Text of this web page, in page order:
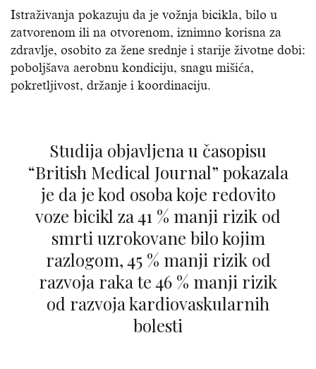
Istraživanja pokazuju da je vožnja bicikla, bilo u
zatvorenom ili na otvorenom, iznimno korisna za
zdravlje, osobito za žene srednje i starije životne dobi:
poboljšava aerobnu kondiciju, snagu mišića,
pokretljivost, držanje i koordinaciju.
Studija objavljena u časopisu
“British Medical Journal” pokazala
je da je kod osoba koje redovito
voze bicikl za 41 % manji rizik od
smrti uzrokovane bilo kojim
razlogom, 45 % manji rizik od
razvoja raka te 46 % manji rizik
od razvoja kardiovaskularnih
bolesti